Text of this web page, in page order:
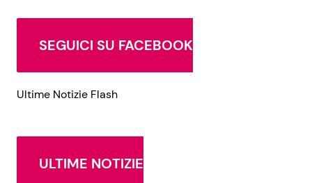
SEGUICI SU FACEBOOK
Ultime Notizie Flash
ULTIME NOTIZIE